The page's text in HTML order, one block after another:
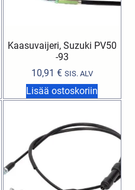
Kaasuvaijeri, Suzuki PV50
-93
10,91 € SIS. ALV
Lisää ostoskoriin